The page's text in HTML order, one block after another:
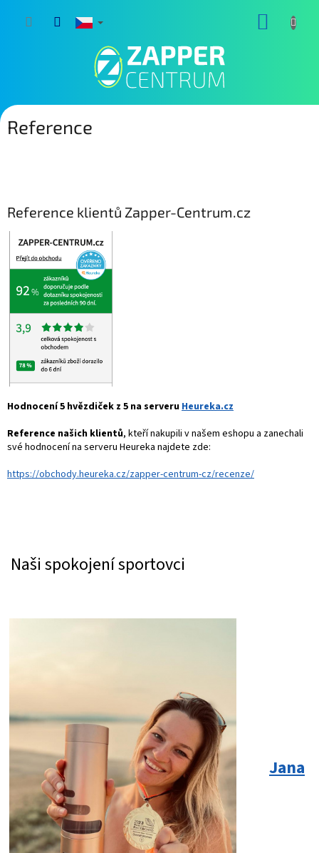
Reference
Reference klientů Zapper-Centrum.cz
Hodnocení 5 hvězdiček z 5 na serveruHeureka.cz
Reference našich klientů, kteří nakupili v našem eshopu a zanechali
své hodnocení na serveru Heureka najdete zde:
https://obchody.heureka.cz/zapper-centrum-cz/recenze/
Naši spokojení sportovci
Jana